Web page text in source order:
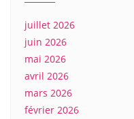
juillet 2026
juin 2026
mai 2026
avril 2026
mars 2026
février 2026